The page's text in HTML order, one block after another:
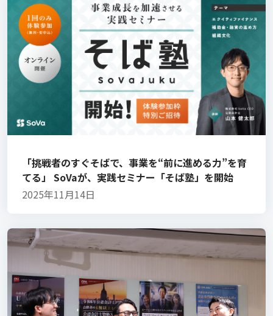
「挑戦者のすぐそばで、事業を“前に進める力”を育
てる」 SoVaが、実践セミナー「そば塾」を開始
2025年11月14日